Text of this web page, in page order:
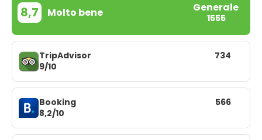
8,7 Molto bene Generale
1555
TripAdvisor
9/10
734
Booking
8,2/10
566